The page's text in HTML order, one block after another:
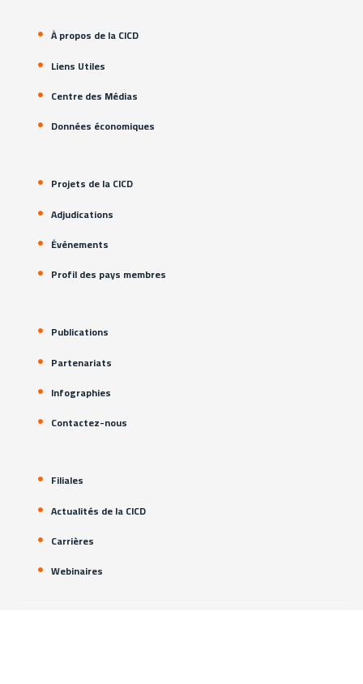
À propos de la CICD
Liens Utiles
Centre des Médias
Données économiques
Projets de la CICD
Adjudications
Événements
Profil des pays membres
Publications
Partenariats
Infographies
Contactez-nous
Filiales
Actualités de la CICD
Carrières
Webinaires